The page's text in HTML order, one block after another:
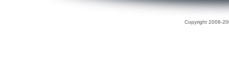
Copyright 2006-